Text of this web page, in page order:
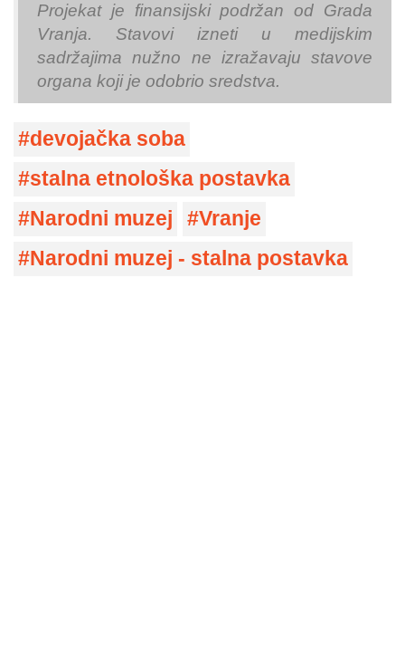
Projekat je finansijski podržan od Grada
Vranja. Stavovi izneti u medijskim
sadržajima nužno ne izražavaju stavove
organa koji je odobrio sredstva.
devojačka soba
stalna etnološka postavka
Narodni muzej
Vranje
Narodni muzej - stalna postavka